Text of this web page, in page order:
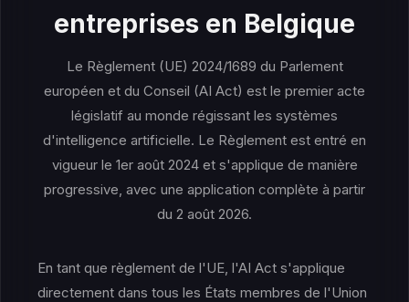
entreprises en Belgique
Le Règlement (UE) 2024/1689 du Parlement
européen et du Conseil (AI Act) est le premier acte
législatif au monde régissant les systèmes
d'intelligence artificielle. Le Règlement est entré en
vigueur le 1er août 2024 et s'applique de manière
progressive, avec une application complète à partir
du 2 août 2026.
En tant que règlement de l'UE, l'AI Act s'applique
directement dans tous les États membres de l'Union